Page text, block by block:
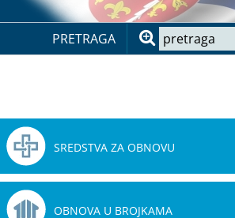
PRETRAGA
SREDSTVA ZA OBNOVU
OBNOVA U BROJKAMA